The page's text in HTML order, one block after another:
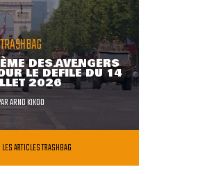
TRASHBAG
DES AVENGERS
LE DÉFILÉ DU 14
2026
ARNO KIKOO
ARTICLES TRASHBAG